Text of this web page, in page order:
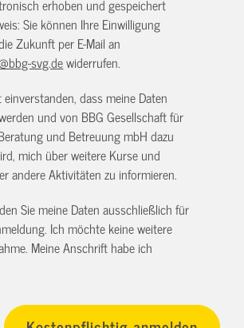
erhoben und gespeichert
Sie können Ihre Einwilligung
Zukunft per E-Mail an
svg.dewiderrufen.
dass meine Daten
und von BBG Gesellschaft für
und Betreuung mbH dazu
mich über weitere Kurse und
andere Aktivitäten zu informieren.
Sie meine Daten ausschließlich für
Ich möchte keine weitere
Meine Anschrift habe ich